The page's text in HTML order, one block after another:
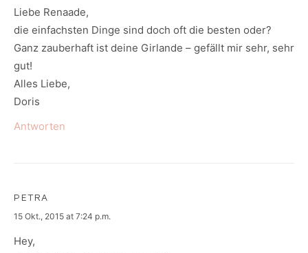
Liebe Renaade,
die einfachsten Dinge sind doch oft die besten oder?
Ganz zauberhaft ist deine Girlande – gefällt mir sehr, sehr
gut!
Alles Liebe,
Doris
Antworten
PETRA
says:
15 Okt., 2015 at 7:24 p.m.
Hey,